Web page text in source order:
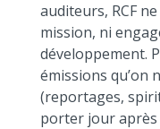
auditeurs, RCF
mission, ni
développement.
émissions qu’on
(reportages,
porter jour